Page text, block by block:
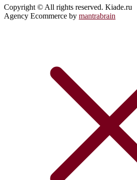
Copyright © All rights reserved. Kiade.ru
Agency Ecommerce by mantrabrain